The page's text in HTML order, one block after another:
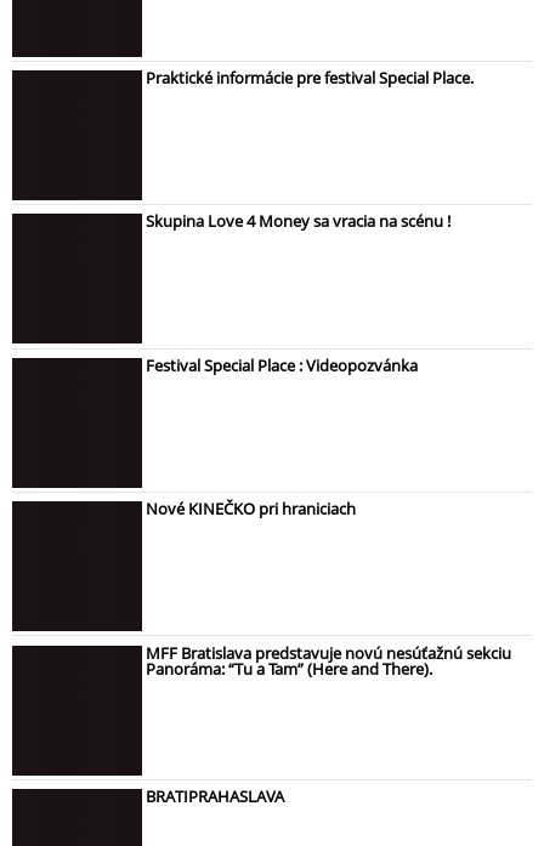
Praktické informácie pre festival Special Place.
Skupina Love 4 Money sa vracia na scénu !
Festival Special Place : Videopozvánka
Nové KINEČKO pri hraniciach
MFF Bratislava predstavuje novú nesúťažnú sekciu
Panoráma: “Tu a Tam” (Here and There).
BRATIPRAHASLAVA